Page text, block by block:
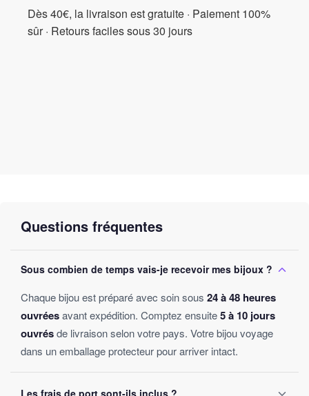
Dès 40€, la livraison est gratuite · Paiement 100%
sûr · Retours faciles sous 30 jours
Questions fréquentes
Sous combien de temps vais-je recevoir mes bijoux ?
Chaque bijou est préparé avec soin sous 24 à 48 heures
ouvréesavant expédition. Comptez ensuite5 à 10 jours
ouvrésde livraison selon votre pays. Votre bijou voyage
dans un emballage protecteur pour arriver intact.
Les frais de port sont-ils inclus ?